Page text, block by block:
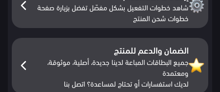
شاهد خطوات التفعيل بشكل مفصّل تفضل بزيارة صفحة
خطوات شحن المنتج
الضمان والدعم للمنتج
جميع البطاقات المباعة لدينا جديدة، أصلية، موثوقة،
ومعتمدة
لديك استفسارات أو تحتاج لمساعدة؟ اتصل بنا